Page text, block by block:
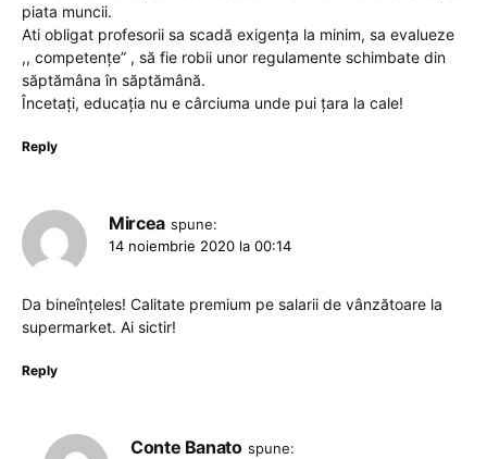
piata muncii.
Ati obligat profesorii sa scadă exigența la minim, sa evalueze
,, competențe” , să fie robii unor regulamente schimbate din
săptămâna în săptămână.
Încetați, educația nu e cârciuma unde pui țara la cale!
Reply
Mircea spune:
14 noiembrie 2020 la 00:14
Da bineînțeles! Calitate premium pe salarii de vânzătoare la
supermarket. Ai sictir!
Reply
Conte Banato spune: